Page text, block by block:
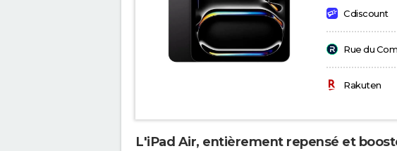
Cdiscount
Rue du
Rakuten
L'iPad Air, entièrement repensé et